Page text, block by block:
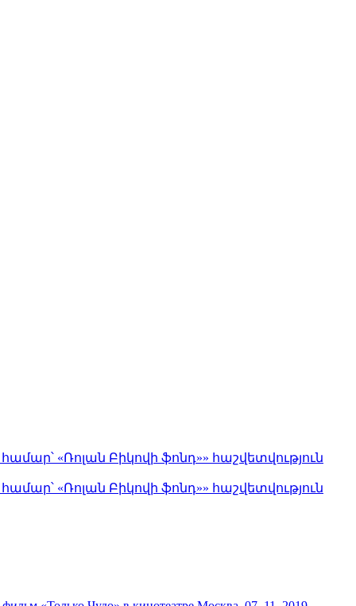
«Ռոլան Բիկովի ֆոնդ»» հաշվետվություն
«Ռոլան Բիկովի ֆոնդ»» հաշվետվություն